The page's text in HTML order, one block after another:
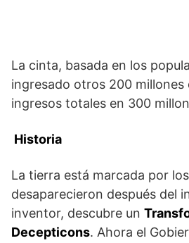
La cinta, basada en los
ingresado otros 200
ingresos totales en 300
Historia
La tierra está marcada por
desaparecieron después del
inventor, descubre un
Decepticons. Ahora el